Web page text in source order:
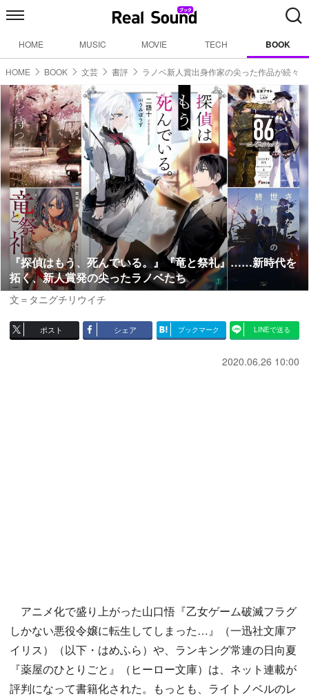
HOME MUSIC MOVIE TECH BOOK
HOME BOOK 文芸 書評 ラノベ新人賞出身作家の尖った作品が続々
『探偵はもう、死んでいる。』『竜と祭礼』……新時代を
拓く、新人賞発の尖ったラノベたち
文＝タニグチリウイチ
ポスト シェア ブックマーク LINEで送る
2020.06.26 10:00
アニメ化で盛り上がった山口悟『乙女ゲーム破滅フラグ
しかない悪役令嬢に転生してしまった…』（一迅社文庫ア
イリス）（以下・はめふら）や、ランキング常連の日向夏
『薬屋のひとりごと』（ヒーロー文庫）は、ネット連載が
評判になって書籍化された。もっとも、ライトノベルのレ